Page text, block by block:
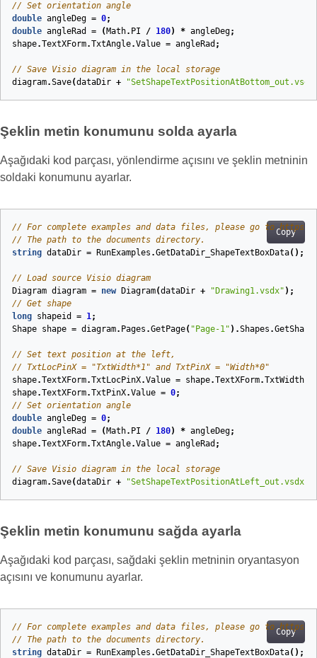
// Set orientation angle
double angleDeg = 0;
double angleRad = ( Math. PI / 180) * angleDeg;
shape.TextXForm.TxtAngle.Value = angleRad ;
// Save Visio diagram in the local storage
diagram.Save(dataDir +
Şeklin metin konumunu solda ayarla
Aşağıdaki kod parçası, yönlendirme açısını ve şeklin metninin
soldaki konumunu ayarlar.
Copy
// For complete examples and data files, please go to https://
// The path to the documents directory.
string dataDir = RunExamples .GetDataDir_ShapeTextBoxData();
// Load source Visio diagram
Diagram diagram = new Diagram(dataDir + "Drawing1.vsdx" );
// Get shape
long shapeid = 1;
Shape shape = diagram. Pages .GetPage( "Page-1" ).Shapes .GetShape
// Set text position at the left,
// TxtLocPinX = "TxtWidth*1" and TxtPinX = "Width*0"
shape.TextXForm.TxtLocPinX.Value = shape.TextXForm.TxtWidth
shape.TextXForm.TxtPinX.Value = 0;
// Set orientation angle
double angleDeg = 0;
double angleRad = ( Math. PI / 180) * angleDeg;
shape.TextXForm.TxtAngle.Value = angleRad ;
// Save Visio diagram in the local storage
diagram.Save(dataDir + "SetShapeTextPositionAtLeft_out.vsdx"
Şeklin metin konumunu sağda ayarla
Aşağıdaki kod parçası, sağdaki şeklin metninin oryantasyon
açısını ve konumunu ayarlar.
Copy
// For complete examples and data files, please go to https://
// The path to the documents directory.
string dataDir = RunExamples .GetDataDir_ShapeTextBoxData();